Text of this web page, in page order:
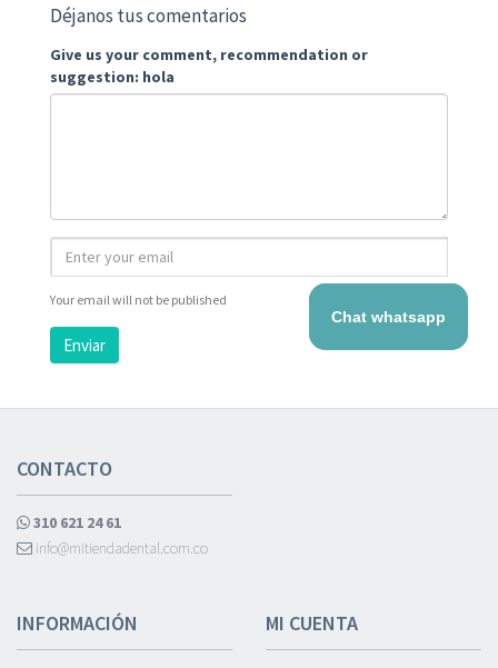
Déjanos tus comentarios
Give us your comment, recommendation or
suggestion: hola
Your email will not be published
Enviar
CONTACTO
310 621 24 61
info@mitiendadental.com.co
INFORMACIÓN MI CUENTA
Chat whatsapp